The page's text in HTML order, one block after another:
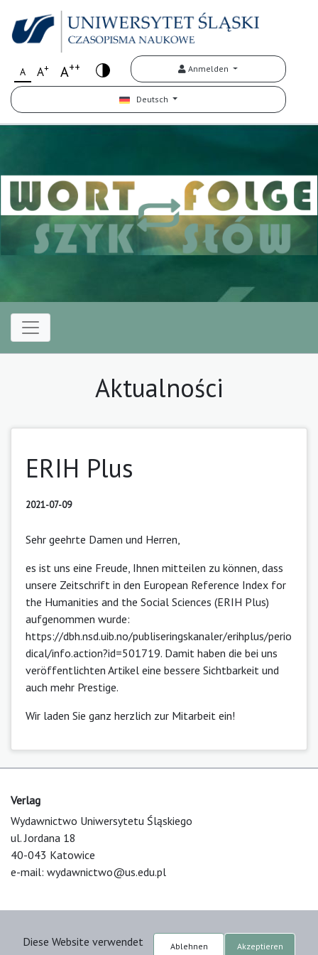
A A+ A++ Anmelden
Deutsch
Aktualności
ERIH Plus
2021-07-09
Sehr geehrte Damen und Herren,
es ist uns eine Freude, Ihnen mitteilen zu können, dass
unsere Zeitschrift in den European Reference Index for
the Humanities and the Social Sciences (ERIH Plus)
aufgenommen wurde:
https://dbh.nsd.uib.no/publiseringskanaler/erihplus/perio
dical/info.action?id=501719. Damit haben die bei uns
veröffentlichten Artikel eine bessere Sichtbarkeit und
auch mehr Prestige.
Wir laden Sie ganz herzlich zur Mitarbeit ein!
Verlag
Wydawnictwo Uniwersytetu Śląskiego
ul. Jordana 18
40-043 Katowice
e-mail: wydawnictwo@us.edu.pl
© 2025 Uniwersytet Śląski w Katowicach
Diese Website verwendet
Ablehnen Akzeptieren